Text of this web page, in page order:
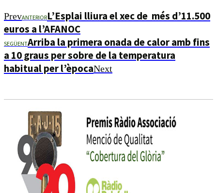
PrevANTERIORL’Esplai lliura el xec de més d’11.500
euros a l’AFANOC
SEGÜENTArriba la primera onada de calor amb fins
a 10 graus per sobre de la temperatura
habitual per l’èpocaNext